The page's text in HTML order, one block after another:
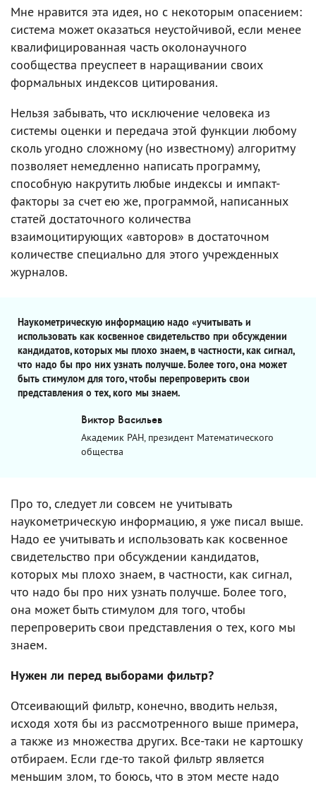
Мне нравится эта идея, но с некоторым опасением:
система может оказаться неустойчивой, если менее
квалифицированная часть околонаучного
сообщества преуспеет в наращивании своих
формальных индексов цитирования.
Нельзя забывать, что исключение человека из
системы оценки и передача этой функции любому
сколь угодно сложному (но известному) алгоритму
позволяет немедленно написать программу,
способную накрутить любые индексы и импакт-
факторы за счет ею же, программой, написанных
статей достаточного количества
взаимоцитирующих «авторов» в достаточном
количестве специально для этого учрежденных
журналов.
Наукометрическую информацию надо «учитывать и
использовать как косвенное свидетельство при обсуждении
кандидатов, которых мы плохо знаем, в частности, как сигнал,
что надо бы про них узнать получше. Более того, она может
быть стимулом для того, чтобы перепроверить свои
представления о тех, кого мы знаем.
Виктор Васильев
Академик РАН, президент Математического
общества
Про то, следует ли совсем не учитывать
наукометрическую информацию, я уже писал выше.
Надо ее учитывать и использовать как косвенное
свидетельство при обсуждении кандидатов,
которых мы плохо знаем, в частности, как сигнал,
что надо бы про них узнать получше. Более того,
она может быть стимулом для того, чтобы
перепроверить свои представления о тех, кого мы
знаем.
Нужен ли перед выборами фильтр?
Отсеивающий фильтр, конечно, вводить нельзя,
исходя хотя бы из рассмотренного выше примера,
а также из множества других. Все-таки не картошку
отбираем. Если где-то такой фильтр является
меньшим злом, то боюсь, что в этом месте надо